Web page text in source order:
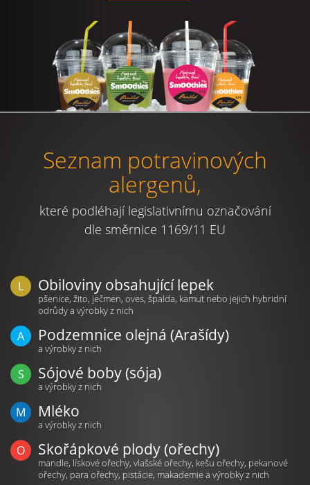
Seznam potravinových
alergenů,
které podléhají legislativnímu označování
dle směrnice 1169/11 EU
Obiloviny obsahující lepek
pšenice, žito, ječmen, oves, špalda, kamut nebo jejich hybridní
odrůdy a výrobky z nich
Podzemnice olejná (Arašídy)
a výrobky z nich
Sójové boby (sója)
a výrobky z nich
Mléko
a výrobky z nich
Skořápkové plody (ořechy)
mandle, lískové ořechy, vlašské ořechy, kešu ořechy, pekanové
ořechy, para ořechy, pistácie, makademie a výrobky z nich